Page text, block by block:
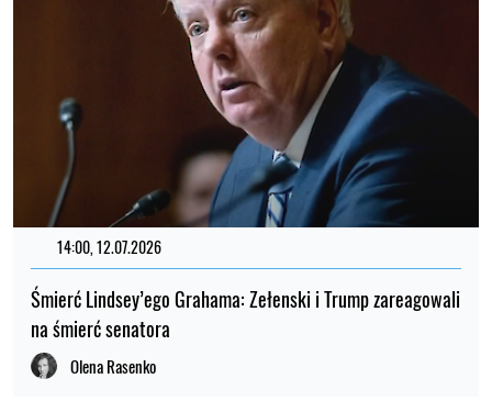
14:00, 12.07.2026
Śmierć Lindsey’ego Grahama: Zełenski i Trump zareagowali
na śmierć senatora
Olena Rasenko